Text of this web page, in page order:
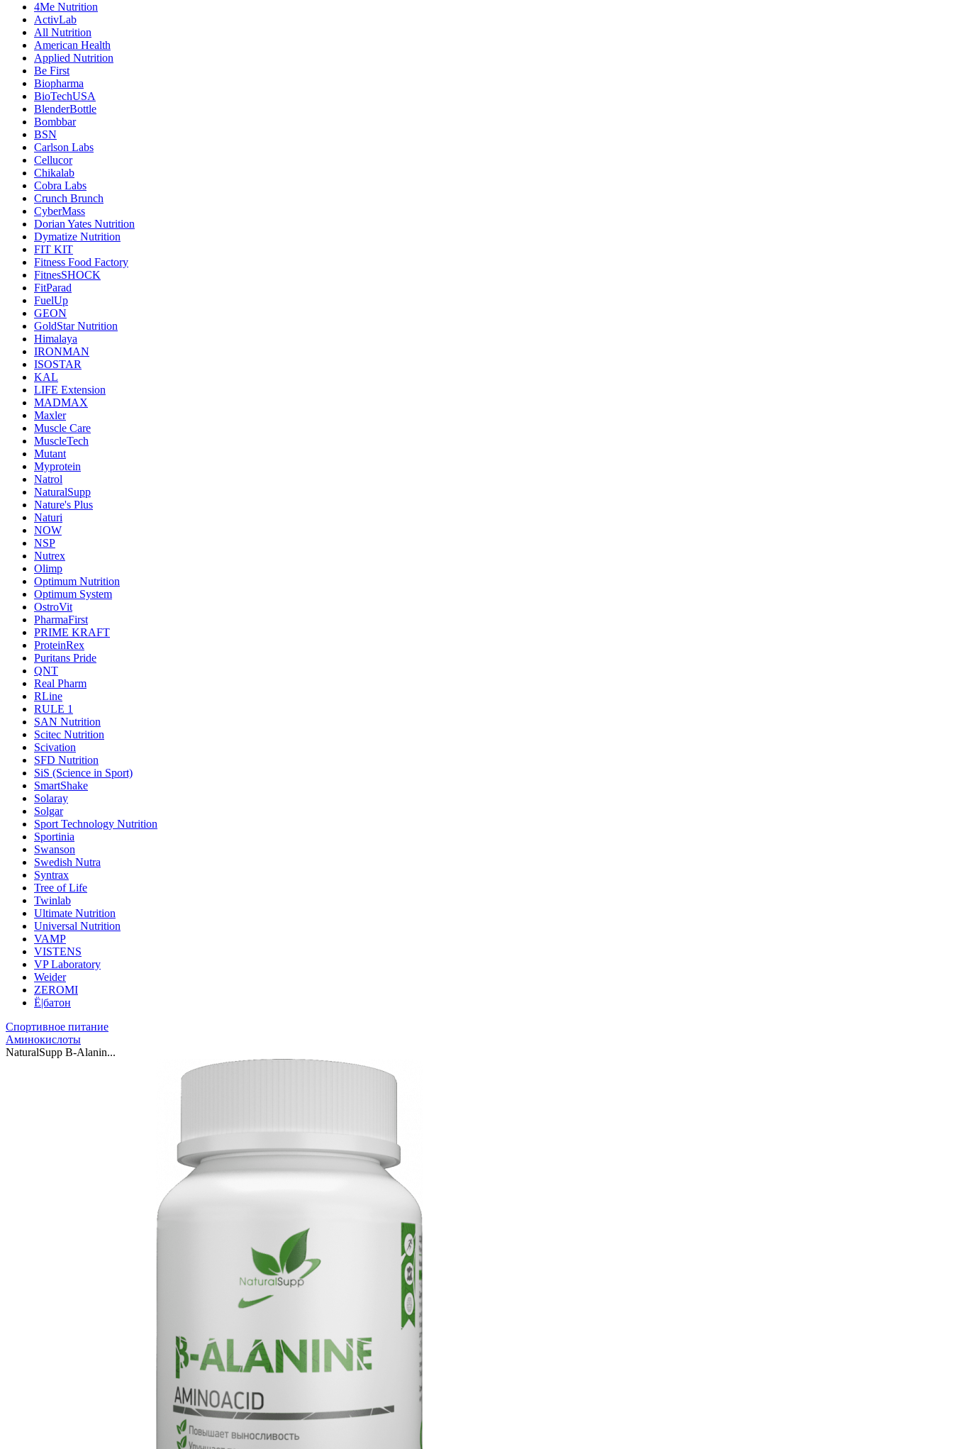
4Me Nutrition
ActivLab
All Nutrition
American Health
Applied Nutrition
Be First
Biopharma
BioTechUSA
BlenderBottle
Bombbar
BSN
Carlson Labs
Cellucor
Chikalab
Cobra Labs
Crunch Brunch
CyberMass
Dorian Yates Nutrition
Dymatize Nutrition
FIT KIT
Fitness Food Factory
FitnesSHOCK
FitParad
FuelUp
GEON
GoldStar Nutrition
Himalaya
IRONMAN
ISOSTAR
KAL
LIFE Extension
MADMAX
Maxler
Muscle Care
MuscleTech
Mutant
Myprotein
Natrol
NaturalSupp
Nature's Plus
Naturi
NOW
NSP
Nutrex
Olimp
Optimum Nutrition
Optimum System
OstroVit
PharmaFirst
PRIME KRAFT
ProteinRex
Puritans Pride
QNT
Real Pharm
RLine
RULE 1
SAN Nutrition
Scitec Nutrition
Scivation
SFD Nutrition
SiS (Science in Sport)
SmartShake
Solaray
Solgar
Sport Technology Nutrition
Sportinia
Swanson
Swedish Nutra
Syntrax
Tree of Life
Twinlab
Ultimate Nutrition
Universal Nutrition
VAMP
VISTENS
VP Laboratory
Weider
ZEROMI
Ё|батон
Спортивное питание
Аминокислоты
NaturalSupp B-Alanin...